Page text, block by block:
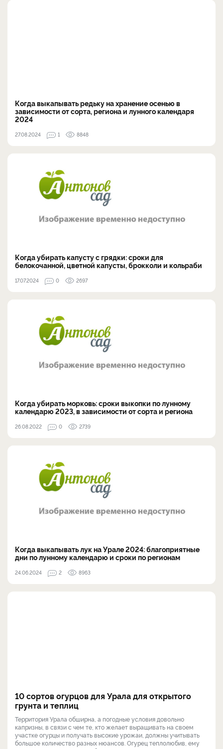
Когда выкапывать редьку на хранение осенью в
зависимости от сорта, региона и лунного календаря
2024
27.08.2024 1 8848
Когда убирать капусту с грядки: сроки для
белокочанной, цветной капусты, брокколи и кольраби
17.07.2024 0 2697
Когда убирать морковь: сроки выкопки по лунному
календарю 2023, в зависимости от сорта и региона
26.08.2022 0 2739
Когда выкапывать лук на Урале 2024: благоприятные
дни по лунному календарю и сроки по регионам
24.06.2024 2 8963
10 сортов огурцов для Урала для открытого
грунта и теплиц
Территория Урала обширна, а погодные условия довольно
капризны, в связи с чем те, кто желает выращивать на своем
участке огурцы и получать высокие урожаи, должны учитывать
большое количество разных нюансов. Огурец теплолюбив, ему